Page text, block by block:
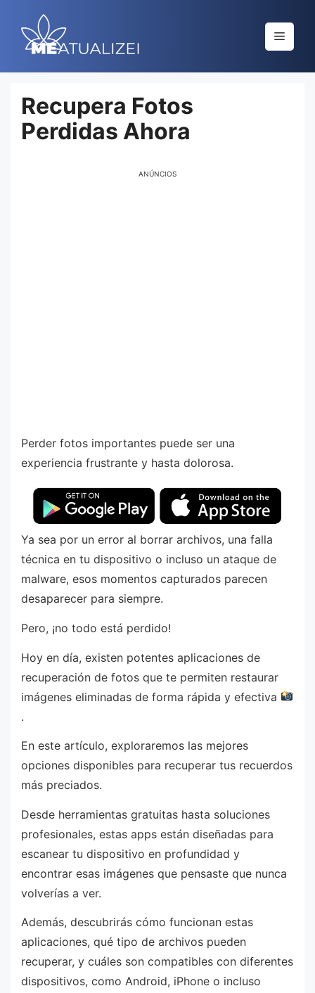
contenido
Menú
Recupera Fotos
Perdidas Ahora
ANÚNCIOS
Perder fotos importantes puede ser una
experiencia frustrante y hasta dolorosa.
Ya sea por un error al borrar archivos, una falla
técnica en tu dispositivo o incluso un ataque de
malware, esos momentos capturados parecen
desaparecer para siempre.
Pero, ¡no todo está perdido!
Hoy en día, existen potentes aplicaciones de
recuperación de fotos que te permiten restaurar
imágenes eliminadas de forma rápida y efectiva
.
En este artículo, exploraremos las mejores
opciones disponibles para recuperar tus recuerdos
más preciados.
Desde herramientas gratuitas hasta soluciones
profesionales, estas apps están diseñadas para
escanear tu dispositivo en profundidad y
encontrar esas imágenes que pensaste que nunca
volverías a ver.
Además, descubrirás cómo funcionan estas
aplicaciones, qué tipo de archivos pueden
recuperar, y cuáles son compatibles con diferentes
dispositivos, como Android, iPhone o incluso